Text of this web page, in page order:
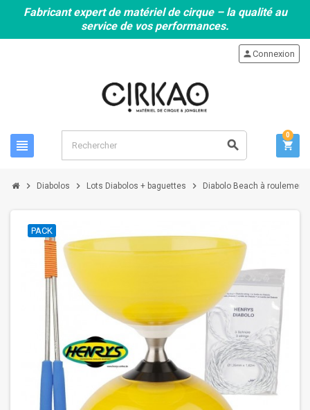
Fabricant expert de matériel de cirque – la qualité au
service de vos performances.
view_headline search
personConnexion
shopping_cart
0
chevron_right Diabolos chevron_right Lots Diabolos + baguettes chevron_right Diabolo Beach à
PACK